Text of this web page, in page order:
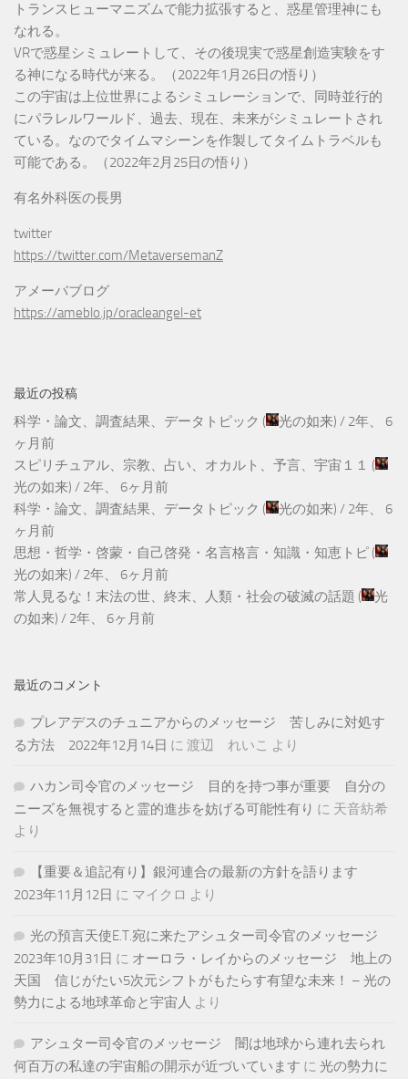
トランスヒューマニズムで能力拡張すると、惑星管理神にも
なれる。
VRで惑星シミュレートして、その後現実で惑星創造実験をす
る神になる時代が来る。（2022年1月26日の悟り）
この宇宙は上位世界によるシミュレーションで、同時並行的
にパラレルワールド、過去、現在、未来がシミュレートされ
ている。なのでタイムマシーンを作製してタイムトラベルも
可能である。（2022年2月25日の悟り）
有名外科医の長男
twitter
https://twitter.com/MetaversemanZ
アメーバブログ
https://ameblo.jp/oracleangel-et
最近の投稿
科学・論文、調査結果、データトピック ( 光の如来) / 2年、 6
ヶ月前
スピリチュアル、宗教、占い、オカルト、予言、宇宙１１ (
光の如来) / 2年、 6ヶ月前
科学・論文、調査結果、データトピック ( 光の如来) / 2年、 6
ヶ月前
思想・哲学・啓蒙・自己啓発・名言格言・知識・知恵トピ (
光の如来) / 2年、 6ヶ月前
常人見るな！末法の世、終末、人類・社会の破滅の話題 (
光
の如来) / 2年、 6ヶ月前
最近のコメント
プレアデスのチュニアからのメッセージ 苦しみに対処す
る方法 2022年12月14日 に 渡辺 れいこ より
ハカン司令官のメッセージ 目的を持つ事が重要 自分の
ニーズを無視すると霊的進歩を妨げる可能性有り に 天音紡希
より
【重要＆追記有り】銀河連合の最新の方針を語ります
2023年11月12日 に マイクロ より
光の預言天使E.T.宛に来たアシュター司令官のメッセージ
2023年10月31日 に オーロラ・レイからのメッセージ 地上の
天国 信じがたい5次元シフトがもたらす有望な未来！ – 光の
勢力による地球革命と宇宙人 より
アシュター司令官のメッセージ 闇は地球から連れ去られ
何百万の私達の宇宙船の開示が近づいています に 光の勢力に